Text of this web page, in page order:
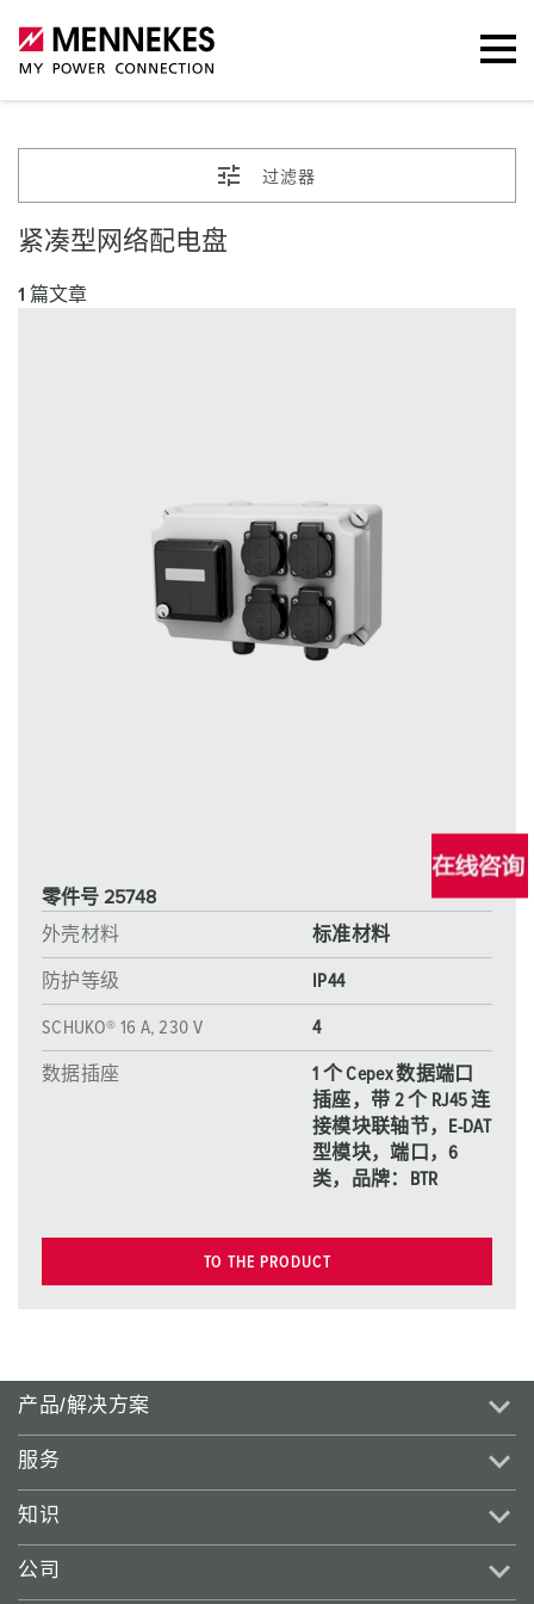
过滤器
紧凑型网络配电盘
1 篇文章
零件号 25748
外壳材料
标准材料
防护等级 IP44
SCHUKO® 16 A, 230 V 4
数据插座
1 个 Cepex 数据端口
插座，带 2 个 RJ45 连
接模块联轴节，E-DAT
型模块，端口，6
类，品牌：BTR
TO THE PRODUCT
产品/解决方案
服务
知识
公司